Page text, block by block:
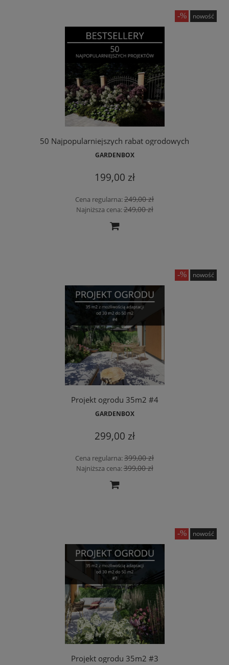
50 Najpopularniejszych rabat ogrodowych
GARDENBOX
199,00 zł
Cena regularna:249,00 zł
Najniższa cena:249,00 zł
nowość
Projekt ogrodu 35m2 #4
GARDENBOX
299,00 zł
Cena regularna:399,00 zł
Najniższa cena:399,00 zł
nowość
Projekt ogrodu 35m2 #3
nowość